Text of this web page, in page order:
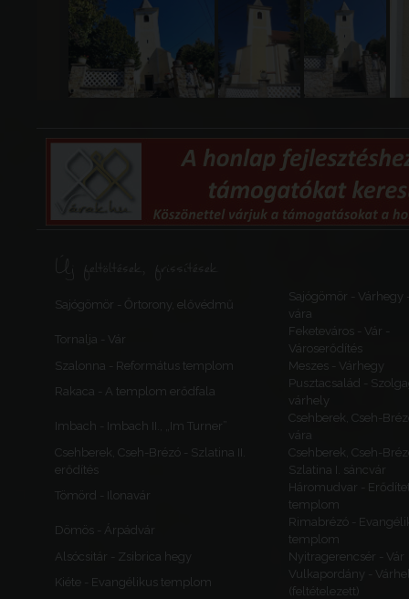
Új feltöltések, frissítések
Sajógömör - Őrtorony, elővédmű
Sajógömör - Várhegy
vára
Tornalja - Vár
Feketeváros - Vár -
Városerődítés
Szalonna - Református templom
Meszes - Várhegy
Rakaca - A templom erődfala
Pusztacsalád -
várhely
Imbach - Imbach II., „Im Turner”
Csehberek, Cseh-
vára
Csehberek, Cseh-Brézó - Szlatina II.
erődítés
Csehberek, Cseh-
Szlatina I. sáncvár
Tömörd - Ilonavár
Háromudvar -
templom
Dömös - Árpádvár
Rimabrézó -
templom
Alsócsitár - Zsibrica hegy
Nyitragerencsér - Vár
Kiéte - Evangélikus templom
Vulkapordány -
(feltételezett)